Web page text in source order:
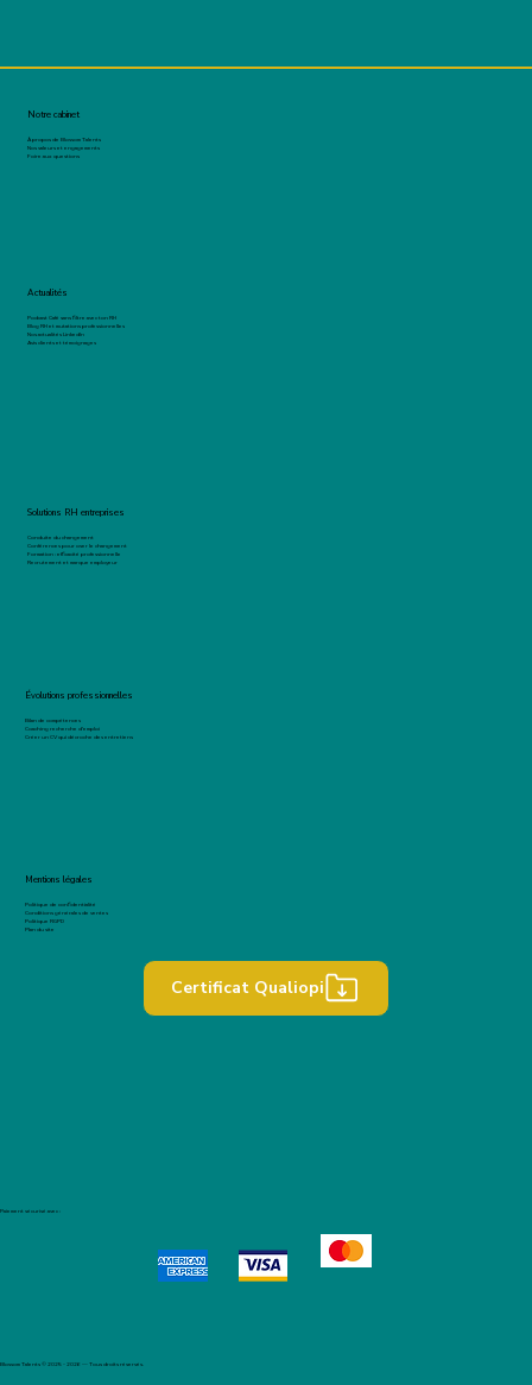
Notre cabinet
À propos de Blossom Talents
Nos valeurs et engagements
Foire aux questions
Solutions RH entreprises
Conduite du changement
Conférences pour oser le changement
Formation : efficacité professionnelle
Recrutement et marque employeur
Actualités
Podcast Café sans filtre avec ton RH
Blog RH et mutations professionnelles
Nos actualités LinkedIn
Avis clients et témoignages
Évolutions professionnelles
Bilan de compétences
Coaching recherche d'emploi
Créer un CV qui décroche des entretiens
Mentions légales
Politique de confidentialité
Conditions générales de ventes
Politique RGPD
Plan du site
Certificat Qualiopi
Paiement sécurisé avec :
Blossom Talents © 2025 - 2026 — Tous droits réservés.